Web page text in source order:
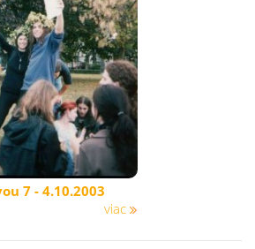
7 - 4.10.2003
viac